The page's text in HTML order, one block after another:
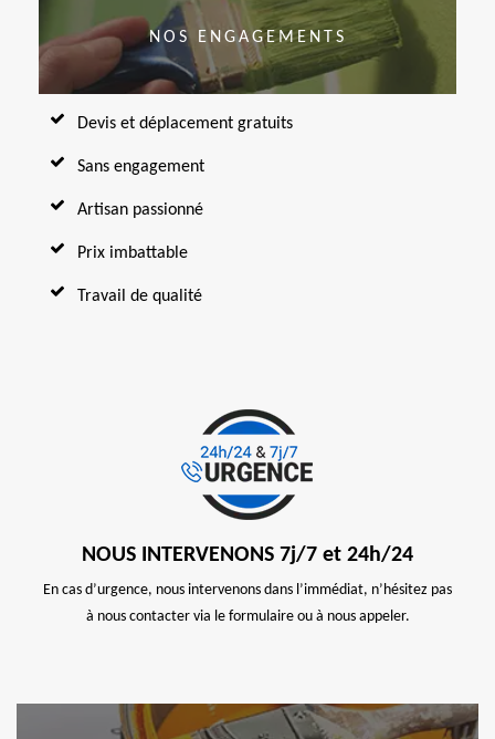
NOS ENGAGEMENTS
Devis et déplacement gratuits
Sans engagement
Artisan passionné
Prix imbattable
Travail de qualité
NOUS INTERVENONS 7j/7 et 24h/24
En cas d’urgence, nous intervenons dans l’immédiat, n’hésitez pas
à nous contacter via le formulaire ou à nous appeler.